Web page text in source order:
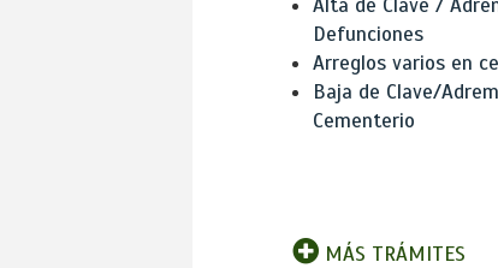
Alta de Clave /
Defunciones
Arreglos varios en
Baja de Clave/
Cementerio
MÁS TRÁMITES